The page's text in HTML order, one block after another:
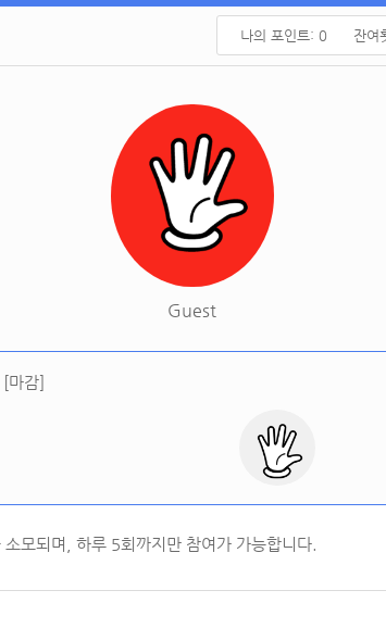
나의 포인트: 0 잔여
Guest
마감]
소모되며, 하루 5회까지만 참여가 가능합니다.